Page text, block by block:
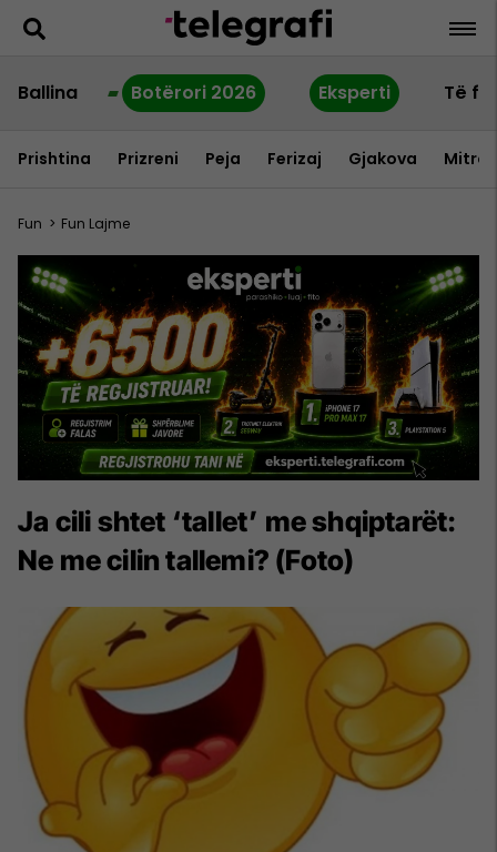
Ballina Botërori 2026 Eksperti Të
Prishtina Prizreni Peja Ferizaj Gjakova
Fun > Fun Lajme
Ja cili shtet ‘tallet’ me shqiptarët:
Ne me cilin tallemi? (Foto)